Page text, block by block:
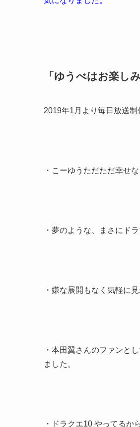
「ゆうべはお楽し
2019年1月より毎日放送制
・こーゆうただただ幸せ
・夢のような、まさにドラ
・嫌な展開もなく気軽に
・本田翼さんのファンと
ました。
・ドラクエ10 やってるか